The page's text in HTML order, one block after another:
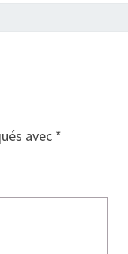
avec *